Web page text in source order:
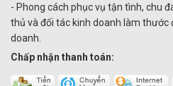
- Phong cách phục vụ tận tình, chu
thủ và đối tác kinh doanh làm thước
doanh.
Chấp nhận thanh toán: